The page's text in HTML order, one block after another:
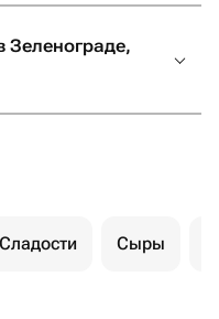
Сладости Сыры